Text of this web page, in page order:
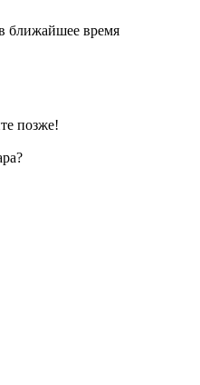
ближайшее время
позже!